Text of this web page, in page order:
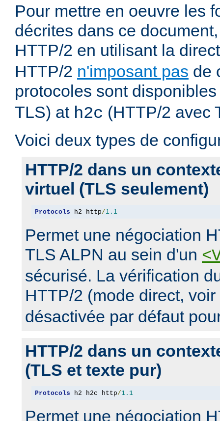
Pour mettre en oeuvre les
décrites dans ce
HTTP/2 en utilisant la
HTTP/2 n'imposant pas de
protocoles sont
TLS) at h2c (HTTP/2 avec
Voici deux types de
HTTP/2 dans un
virtuel (TLS seulement)
Protocols h2 http/1.1
Permet une négociation
TLS ALPN au sein d'un
sécurisé. La vérification
HTTP/2 (mode direct, voir
désactivée par défaut
HTTP/2 dans un
(TLS et texte pur)
Protocols h2 h2c http/1.1
Permet une négociation